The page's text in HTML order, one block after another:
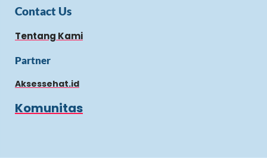
Contact Us
Tentang Kami
Partner
Aksessehat.id
Komunitas